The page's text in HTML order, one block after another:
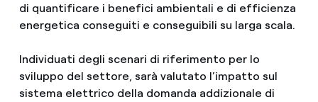
di quantificare i benefici ambientali e di efficienza
energetica conseguiti e conseguibili su larga scala.
Individuati degli scenari di riferimento per lo
sviluppo del settore, sarà valutato l’impatto sul
sistema elettrico della domanda addizionale di